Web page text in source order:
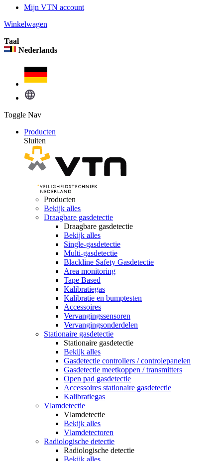
Mijn VTN account
Winkelwagen
Taal
Nederlands
Toggle Nav
Producten
Sluiten
Producten
Bekijk alles
Draagbare gasdetectie
Draagbare gasdetectie
Bekijk alles
Single-gasdetectie
Multi-gasdetectie
Blackline Safety Gasdetectie
Area monitoring
Tape Based
Kalibratiegas
Kalibratie en bumptesten
Accessoires
Vervangingssensoren
Vervangingsonderdelen
Stationaire gasdetectie
Stationaire gasdetectie
Bekijk alles
Gasdetectie controllers / controlepanelen
Gasdetectie meetkoppen / transmitters
Open pad gasdetectie
Accessoires stationaire gasdetectie
Kalibratiegas
Vlamdetectie
Vlamdetectie
Bekijk alles
Vlamdetectoren
Radiologische detectie
Radiologische detectie
Bekijk alles